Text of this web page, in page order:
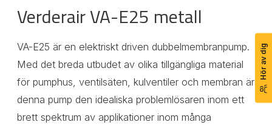
Hör av dig
Verderair VA-E25 metall
VA-E25 är en elektriskt driven dubbelmembranpump.
Med det breda utbudet av olika tillgängliga material
för pumphus, ventilsäten, kulventiler och membran är
denna pump den idealiska problemlösaren inom ett
brett spektrum av applikationer inom många